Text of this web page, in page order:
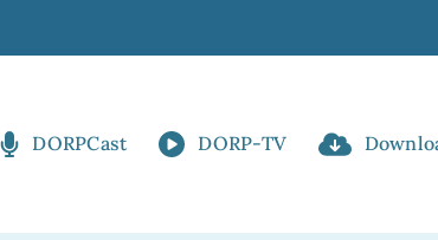
DORPCast DORP-TV